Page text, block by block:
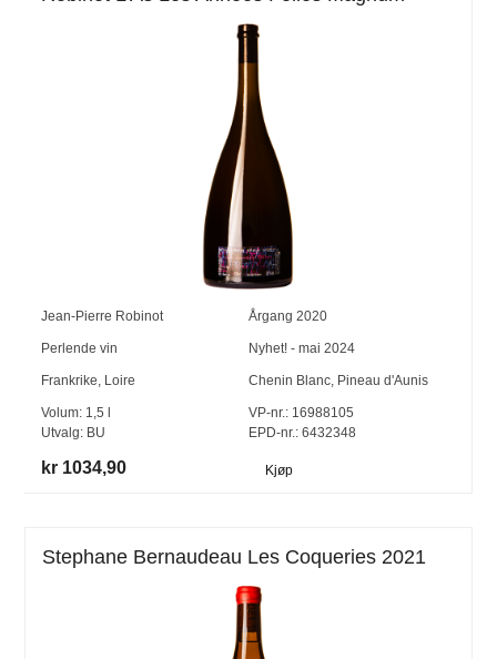
Jean-Pierre Robinot Årgang 2020
Perlende vin Nyhet! - mai 2024
Frankrike, Loire Chenin Blanc, Pineau d'Aunis
Volum: 1,5
Utvalg: BU
VP-nr.:16988105
EPD-nr.: 6432348
kr 1034,90 Kjøp
Stephane Bernaudeau Les Coqueries 2021